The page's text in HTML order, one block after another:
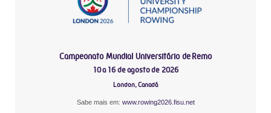
Campeonato Mundial Universitário de Remo
10 a 16 de agosto de 2026
London, Canadá
Sabe mais em: www.rowing2026.fisu.net